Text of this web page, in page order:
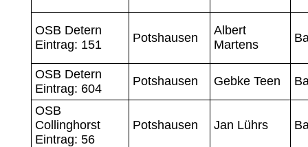
OSB Detern
Eintrag: 151
Potshausen
Albert
Martens
OSB Detern
Eintrag: 604
Potshausen Gebke Teen
OSB
Collinghorst
Eintrag: 56
Potshausen Jan Lührs